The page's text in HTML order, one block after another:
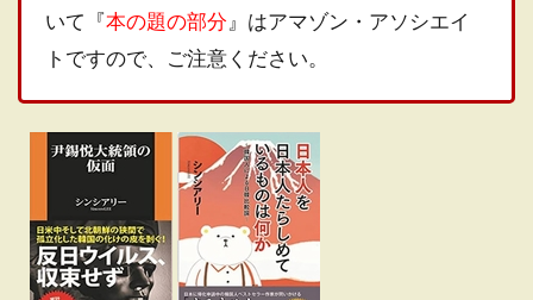
いて『本の題の部分 』はアマゾン・アソシエイ
トですので、ご注意ください。